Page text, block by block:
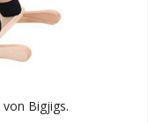
Bigjigs.